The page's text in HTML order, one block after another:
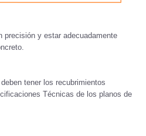
precisión y estar adecuadamente
tener los recubrimientos
Técnicas de los planos de